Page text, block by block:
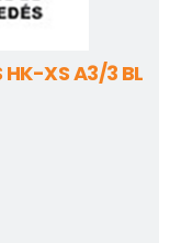
HK-XS A3/3 BL